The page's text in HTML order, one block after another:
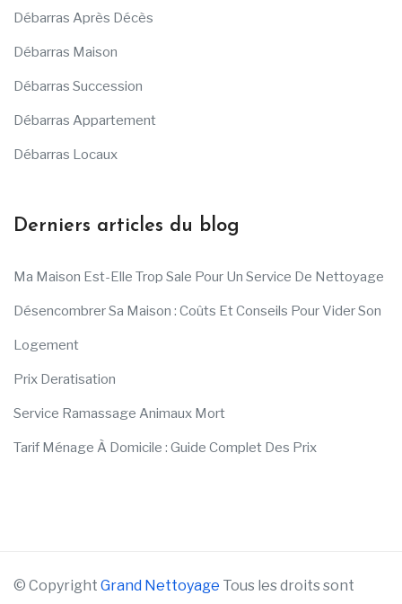
Débarras Après Décès
Débarras Maison
Débarras Succession
Débarras Appartement
Débarras Locaux
Derniers articles du blog
Ma Maison Est-Elle Trop Sale Pour Un Service De Nettoyage
Désencombrer Sa Maison : Coûts Et Conseils Pour Vider Son
Logement
Prix Deratisation
Service Ramassage Animaux Mort
Tarif Ménage À Domicile : Guide Complet Des Prix
© Copyright Grand Nettoyage Tous les droits sont